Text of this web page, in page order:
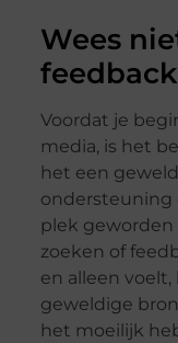
Wees
Voordat je
media, is het
het een
ondersteuning
plek geworden
zoeken of
en alleen
geweldige
het moeilijk